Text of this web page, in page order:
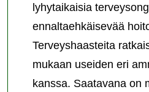
lyhytaikaisia
ennaltaehkäisevää
Terveyshaasteita
mukaan useiden eri
kanssa. Saatavana on